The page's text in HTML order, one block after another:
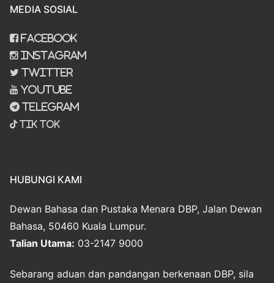
MEDIA SOSIAL
Facebook
Instagram
Twitter
Youtube
Telegram
Tik Tok
HUBUNGI KAMI
Dewan Bahasa dan Pustaka Menara DBP, Jalan Dewan
Bahasa, 50460 Kuala Lumpur.
Talian Utama: 03-2147 9000
Sebarang aduan dan pandangan berkenaan DBP, sila